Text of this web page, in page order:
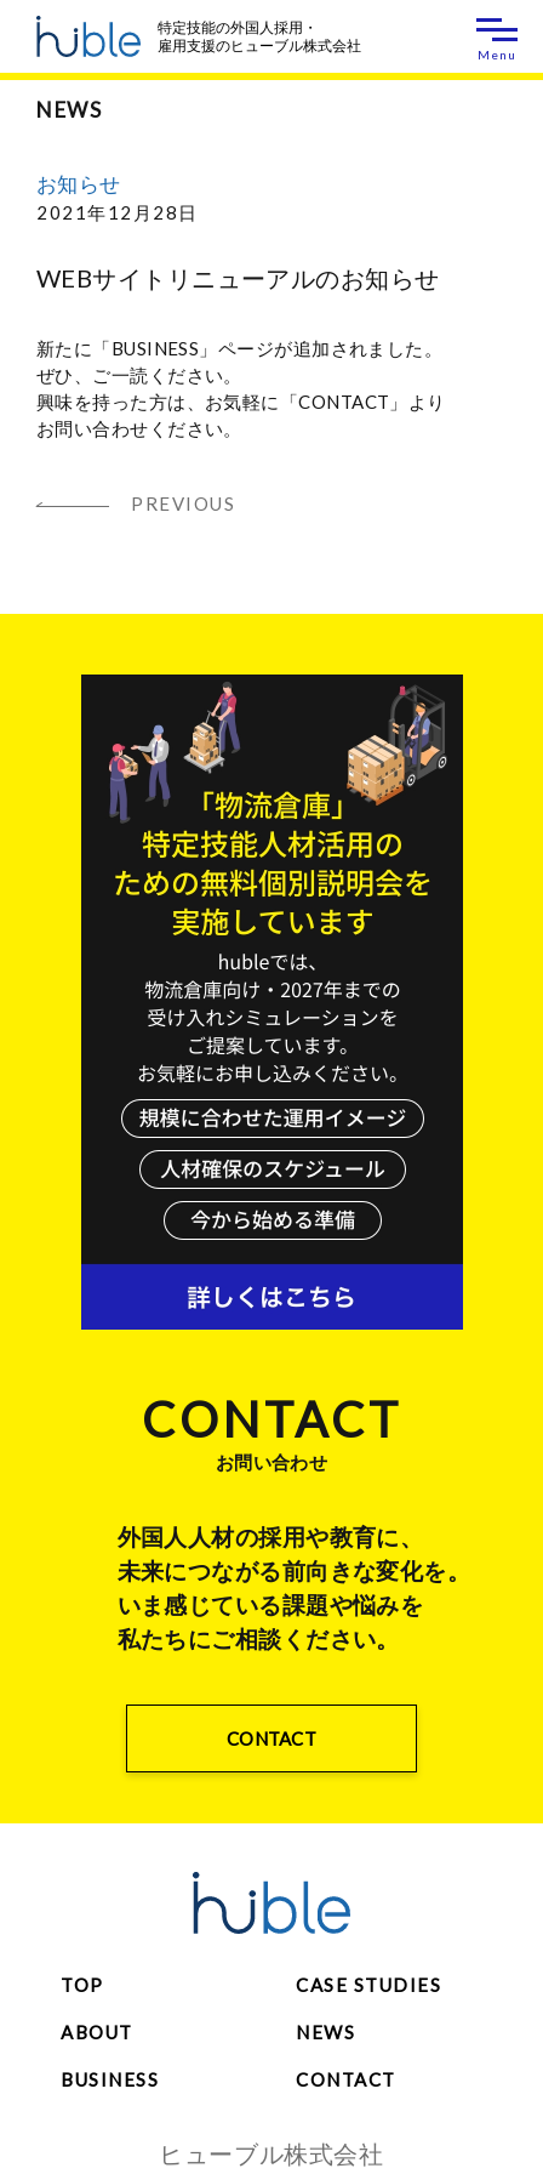
特定技能の外国人採用・
雇用支援のヒューブル株式会社
NEWS
お知らせ
2021年12月28日
WEBサイトリニューアルのお知らせ
新たに「BUSINESS」ページが追加されました。
ぜひ、ご一読ください。
興味を持った方は、お気軽に「CONTACT」より
お問い合わせください。
PREVIOUS
CONTACT
お問い合わせ
外国人人材の採用や教育に、
未来につながる前向きな変化を。
いま感じている課題や悩みを
私たちにご相談ください。
CONTACT
ヒューブル株式会社
TOP CASE STUDIES
ABOUT NEWS
BUSINESS CONTACT
Menu